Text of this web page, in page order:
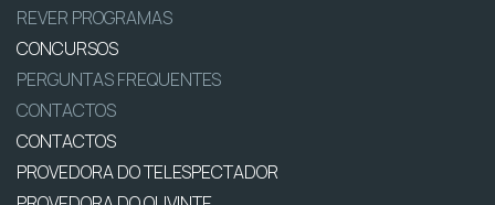
REVER PROGRAMAS
CONCURSOS
PERGUNTAS FREQUENTES
CONTACTOS
CONTACTOS
PROVEDORA DO TELESPECTADOR